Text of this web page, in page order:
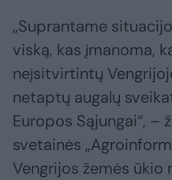
„Suprantame
viską, kas įmanoma,
neįsitvirtintų
netaptų augalų
Europos Sąjungai“, –
svetainės
Vengrijos žemės ūkio